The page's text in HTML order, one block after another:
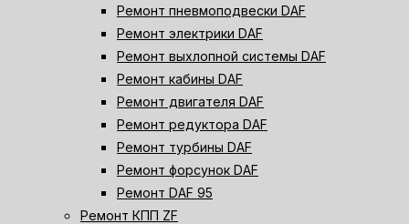
Ремонт пневмоподвески DAF
Ремонт электрики DAF
Ремонт выхлопной системы DAF
Ремонт кабины DAF
Ремонт двигателя DAF
Ремонт редуктора DAF
Ремонт турбины DAF
Ремонт форсунок DAF
Ремонт DAF 95
Ремонт КПП ZF